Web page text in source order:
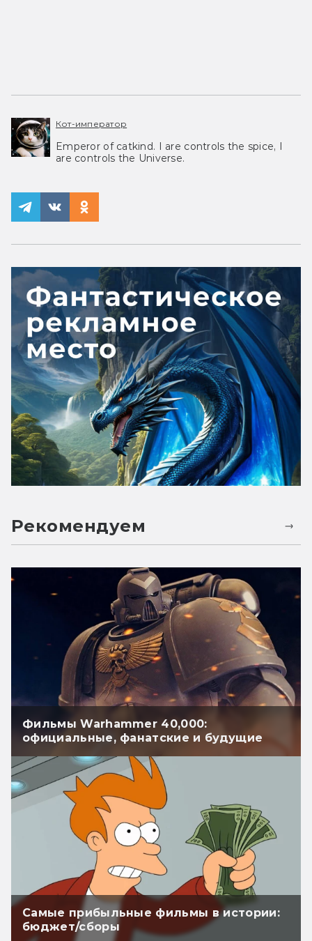
Кот-император
Emperor of catkind. I are controls the spice, I
are controls the Universe.
Рекомендуем
Фильмы Warhammer 40,000:
официальные, фанатские и будущие
Самые прибыльные фильмы в истории:
бюджет/сборы